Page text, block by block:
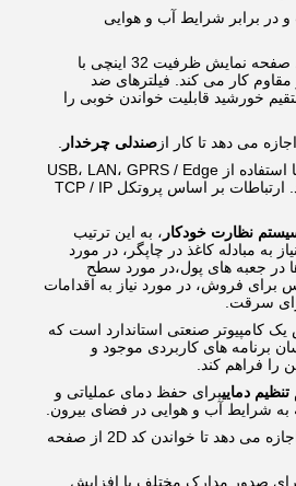
و در برابر شرایط آب و هوایی
ترمینال به راحتی توسط صفحه نمایش ظرفیت 32 اینچی با
کار می کند. فیلترهای ضد
خورشید قابلیت خواندن خوبی را
می دهد تا کار از صندلی چرخدار
انتقال داده ها می تواند با استفاده از USB، LAN، GPRS / Edge
/ UMTS یا WiFi انجام شود. ارتباطات بر اساس پروتکل TCP / IP
نظارت خودکار ، به این ترتیب
به مبادله کاغذ در چاپگر، در مورد
در جعبه های پول،در مورد سطح
فروش، در مورد نیاز به اقدامات
سرقت.
کامپیوتر صنعتی استاندارد است که
برنامه های کاربردی موجود و
را فراهم کند.
دماییبرای حفظ دمای عملیاتی و
شرایط آب و هوایی در فضای بیرون.
خواننده بارکد اختیاری اجازه می دهد تا خواندن کد 2D از صفحه
صدور مدارک مختلف یا افزایش